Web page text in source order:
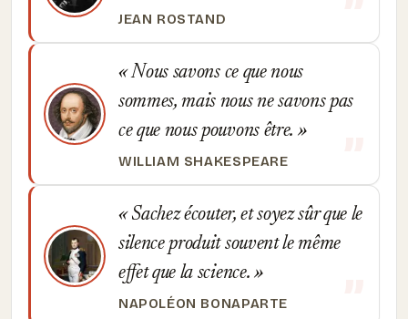
JEAN ROSTAND
Nous savons ce que nous
sommes, mais nous ne savons pas
ce que nous pouvons être.
WILLIAM SHAKESPEARE
Sachez écouter, et soyez sûr que le
silence produit souvent le même
effet que la science.
NAPOLÉON BONAPARTE